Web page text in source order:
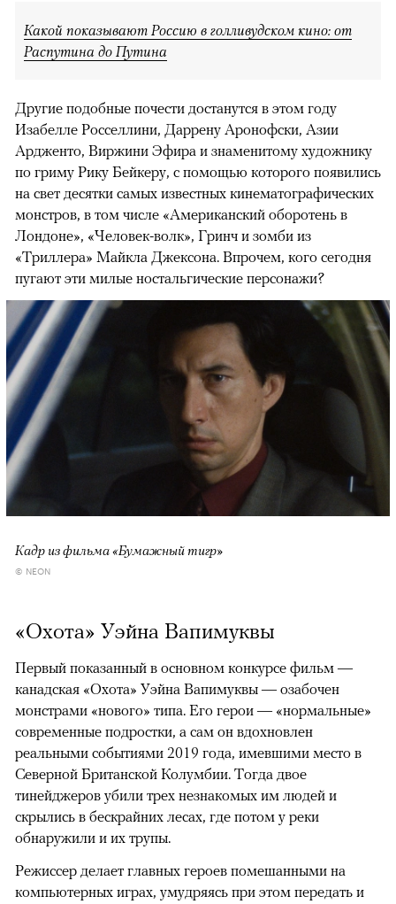
Какой показывают Россию в голливудском кино: от
Распутина до Путина
Другие подобные почести достанутся в этом году
Изабелле Росселлини, Даррену Аронофски, Азии
Ардженто, Виржини Эфира и знаменитому художнику
по гриму Рику Бейкеру, с помощью которого появились
на свет десятки самых известных кинематографических
монстров, в том числе «Американский оборотень в
Лондоне», «Человек-волк», Гринч и зомби из
«Триллера» Майкла Джексона. Впрочем, кого сегодня
пугают эти милые ностальгические персонажи?
Кадр из фильма «Бумажный тигр»
© NEON
«Охота» Уэйна Вапимуквы
Первый показанный в основном конкурсе фильм —
канадская «Охота» Уэйна Вапимуквы — озабочен
монстрами «нового» типа. Его герои — «нормальные»
современные подростки, а сам он вдохновлен
реальными событиями 2019 года, имевшими место в
Северной Британской Колумбии. Тогда двое
тинейджеров убили трех незнакомых им людей и
скрылись в бескрайних лесах, где потом у реки
обнаружили и их трупы.
Режиссер делает главных героев помешанными на
компьютерных играх, умудряясь при этом передать и